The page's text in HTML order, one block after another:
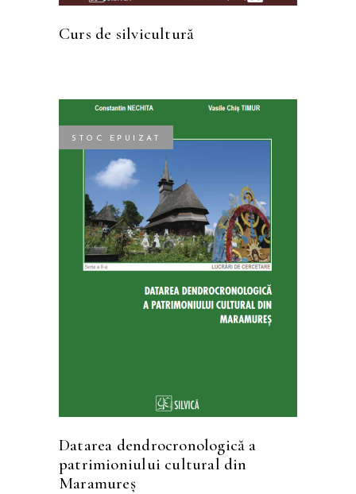
Curs de silvicultură
STOC EPUIZAT
CITEȘTE MAI MULT
Datarea dendrocronologică a
patrimioniului cultural din
Maramureş